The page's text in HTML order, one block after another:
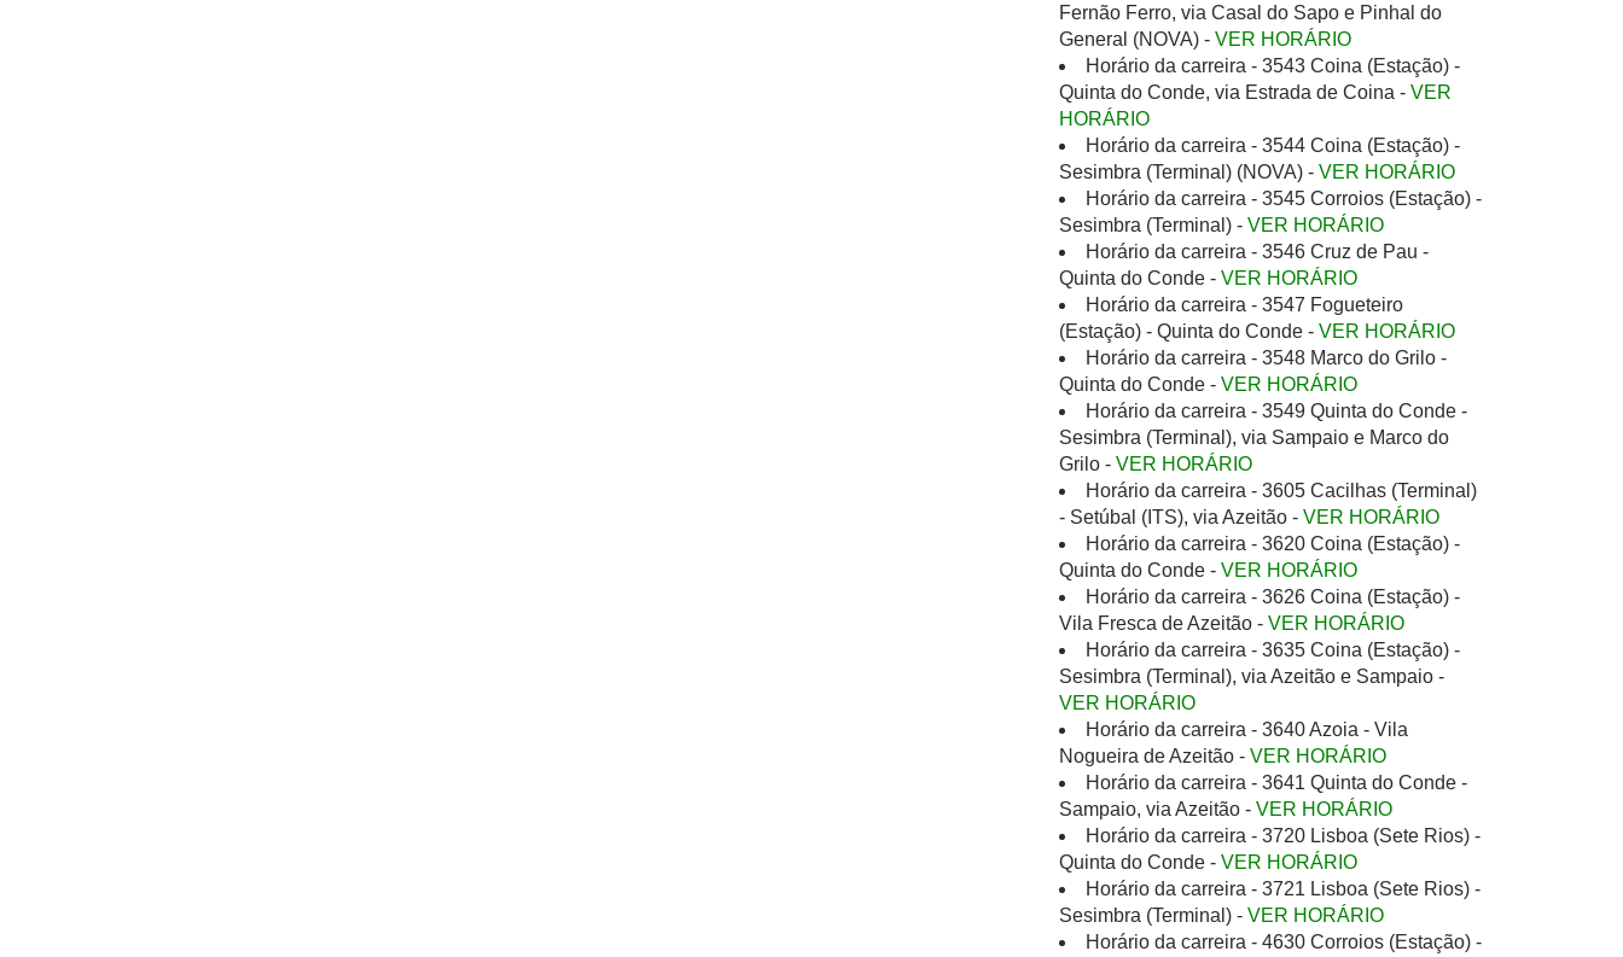
Fernão Ferro, via Casal do Sapo e Pinhal do
General (NOVA) - VER HORÁRIO
Horário da carreira - 3543 Coina (Estação) -
Quinta do Conde, via Estrada de Coina - VER
HORÁRIO
Horário da carreira - 3544 Coina (Estação) -
Sesimbra (Terminal) (NOVA) - VER HORÁRIO
Horário da carreira - 3545 Corroios (Estação) -
Sesimbra (Terminal) - VER HORÁRIO
Horário da carreira - 3546 Cruz de Pau -
Quinta do Conde - VER HORÁRIO
Horário da carreira - 3547 Fogueteiro
(Estação) - Quinta do Conde - VER HORÁRIO
Horário da carreira - 3548 Marco do Grilo -
Quinta do Conde - VER HORÁRIO
Horário da carreira - 3549 Quinta do Conde -
Sesimbra (Terminal), via Sampaio e Marco do
Grilo - VER HORÁRIO
Horário da carreira - 3605 Cacilhas (Terminal)
- Setúbal (ITS), via Azeitão - VER HORÁRIO
Horário da carreira - 3620 Coina (Estação) -
Quinta do Conde - VER HORÁRIO
Horário da carreira - 3626 Coina (Estação) -
Vila Fresca de Azeitão - VER HORÁRIO
Horário da carreira - 3635 Coina (Estação) -
Sesimbra (Terminal), via Azeitão e Sampaio -
VER HORÁRIO
Horário da carreira - 3640 Azoia - Vila
Nogueira de Azeitão - VER HORÁRIO
Horário da carreira - 3641 Quinta do Conde -
Sampaio, via Azeitão - VER HORÁRIO
Horário da carreira - 3720 Lisboa (Sete Rios) -
Quinta do Conde - VER HORÁRIO
Horário da carreira - 3721 Lisboa (Sete Rios) -
Sesimbra (Terminal) - VER HORÁRIO
Horário da carreira - 4630 Corroios (Estação) -